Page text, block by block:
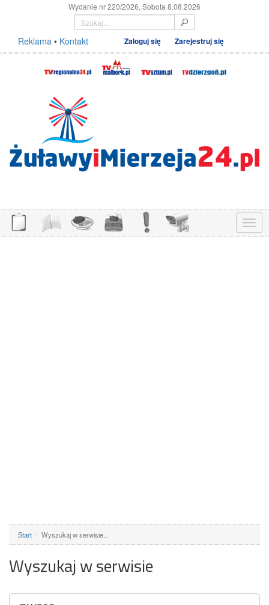
Wydanie nr 220/2026, Sobota 8.08.2026
Reklama • Kontakt Zaloguj się Zarejestruj się
Menu
Start Wyszukaj w serwisie...
Wyszukaj w serwisie